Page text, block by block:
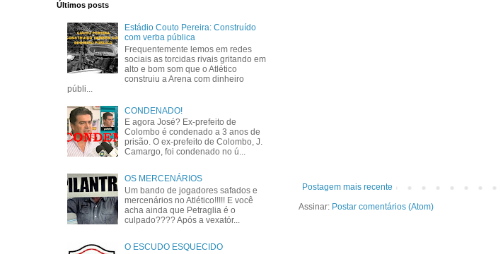
Postagem mais recente
Assinar: Postar comentários (Atom)
Últimos posts
Estádio Couto Pereira: Construído
com verba pública
Frequentemente lemos em redes
sociais as torcidas rivais gritando em
alto e bom som que o Atlético
construiu a Arena com dinheiro
públi...
CONDENADO!
E agora José? Ex-prefeito de
Colombo é condenado a 3 anos de
prisão. O ex-prefeito de Colombo, J.
Camargo, foi condenado no ú...
OS MERCENÁRIOS
Um bando de jogadores safados e
mercenários no Atlético!!!!! E você
acha ainda que Petraglia é o
culpado???? Após a vexatór...
O ESCUDO ESQUECIDO